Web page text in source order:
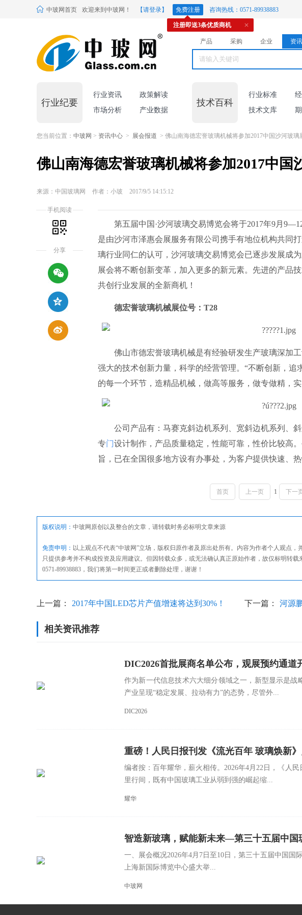
中玻网首页 欢迎来到中玻网！ 【请登录】 免费注册 咨询热线：0571-89938883
注册即送3条优质商机
产品 采购 企业 资讯
行业纪要
行业资讯
政策解读
市场分析
产业数据
技术百科
行业标准
技术文库
您当前位置： 中玻网 > 资讯中心 > 展会报道 > 佛山南海德宏誉玻璃机械将参加2017中国沙河玻璃
手机阅读
分享
佛山南海德宏誉玻璃机械将参加2017中国
来源：中国玻璃网 作者：小玻 2017/9/5 14:15:12
第五届中国·沙河玻璃交易博览会将于2017年9月
是由沙河市泽惠会展服务有限公司携手有地位机构共同
璃行业同仁的认可，沙河玻璃交易博览会已逐步发展成
展会将不断创新变革，加入更多的新元素。先进的产品
共创行业发展的全新商机！
德宏誉玻璃机械展位号：T28
佛山市德宏誉玻璃机械是有经验研发生产玻璃深加工
强大的技术创新力量，科学的经营管理。“不断创新，追
的每一个环节，造精品机械，做高等服务，做专做精，
公司产品有：马赛克斜边机系列、宽斜边机系列、斜
专门设计制作，产品质量稳定，性能可靠，性价比较高
旨，已在全国很多地方设有办事处，为客户提供快速、
首页 上一页 1 下一
版权说明： 中玻网原创以及整合的文章，请转载时务必标明文章来源
免责申明： 以上观点不代表“中玻网”立场，版权归原作者及原出处所有。内容为作者个人观点
只提供参考并不构成投资及应用建议。但因转载众多，或无法确认真正原始作者，故仅标明转
0571-89938883，我们将第一时间更正或者删除处理，谢谢！
上一篇： 2017年中国LED芯片产值增速将达到30%！ 下一篇： 河源
相关资讯推荐
DIC2026首批展商名单公布，观展预约通道
作为新一代信息技术六大细分领域之一，新型显示是战
产业呈现“稳定发展、拉动有力”的态势，尽管外...
DIC2026
重磅！人民日报刊发《流光百年 玻璃焕新
编者按：百年耀华，薪火相传。2026年4月22日，《人
里行间，既有中国玻璃工业从弱到强的崛起缩...
耀华
智造新玻璃，赋能新未来—第三十五届中国
全球玻璃行业新高度
一、展会概况2026年4月7日至10日，第三十五届中国国
上海新国际博览中心盛大举...
中玻网